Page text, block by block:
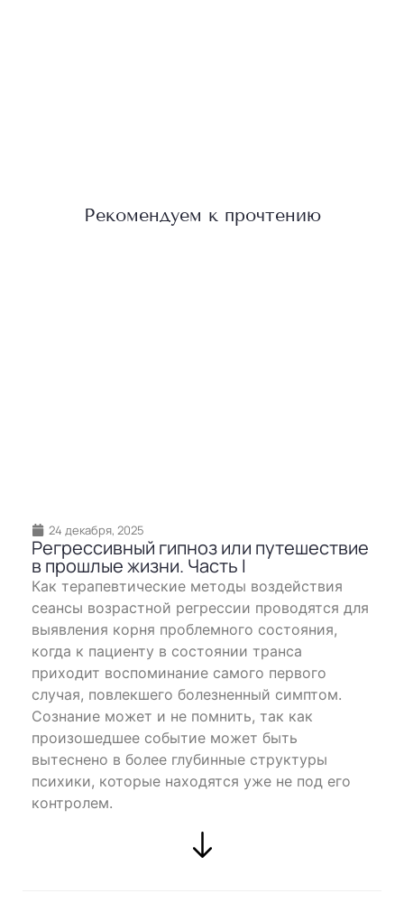
Рекомендуем к прочтению
24 декабря, 2025
Регрессивный гипноз или путешествие
в прошлые жизни. Часть I
Как терапевтические методы воздействия
сеансы возрастной регресcии проводятся для
выявления корня проблемного состояния,
когда к пациенту в состоянии транса
приходит воспоминание самого первого
случая, повлекшего болезненный симптом.
Сознание может и не помнить, так как
произошедшее событие может быть
вытеснено в более глубинные структуры
психики, которые находятся уже не под его
контролем.